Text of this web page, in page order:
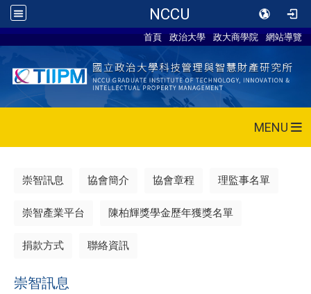
NCCU
首頁 政治大學 政大商學院 網站導覽
MENU
崇智訊息 協會簡介 協會章程 理監事名單
崇智產業平台 陳柏輝獎學金歷年獲獎名單
捐款方式 聯絡資訊
崇智訊息